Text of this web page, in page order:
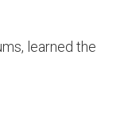
learned the